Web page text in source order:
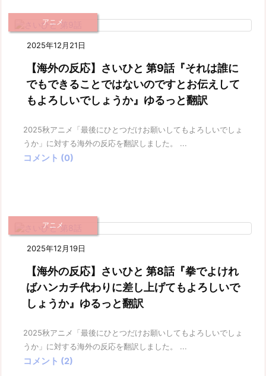
2025年12月21日
アニメ
【海外の反応】さいひと 第9話『それは誰に
でもできることではないのですとお伝えして
もよろしいでしょうか』ゆるっと翻訳
2025秋アニメ「最後にひとつだけお願いしてもよろしいでしょ
うか」に対する海外の反応を翻訳しました。 ...
コメント (0)
2025年12月19日
アニメ
【海外の反応】さいひと 第8話『拳でよけれ
ばハンカチ代わりに差し上げてもよろしいで
しょうか』ゆるっと翻訳
2025秋アニメ「最後にひとつだけお願いしてもよろしいでしょ
うか」に対する海外の反応を翻訳しました。 ...
コメント (2)